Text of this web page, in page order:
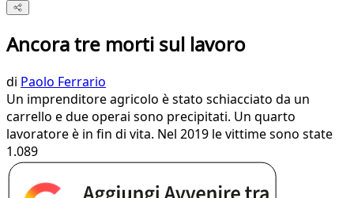
Ancora tre morti sul lavoro
di Paolo Ferrario
Un imprenditore agricolo è stato schiacciato da un
carrello e due operai sono precipitati. Un quarto
lavoratore è in fin di vita. Nel 2019 le vittime sono state
1.089